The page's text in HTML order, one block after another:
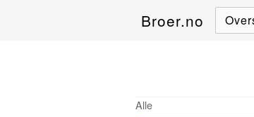
Broer.no
Alle